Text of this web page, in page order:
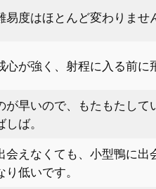
易度はほとんど変わりませ
心が強く、射程に入る前に
が早いので、もたもたして
ば。
会えなくても、小型鴨に
低いです。